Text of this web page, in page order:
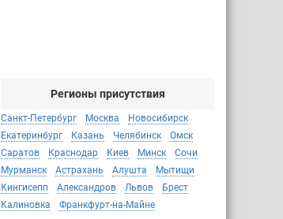
Регионы присутствия
Санкт-Петербург Москва
Новосибирск
Екатеринбург
Казань Челябинск
Омск
Саратов
Краснодар Киев Минск
Сочи
Мурманск
Астрахань Алушта
Мытищи
Кингисепп
Александров Львов
Брест
Калиновка
Франкфурт-на-Майне